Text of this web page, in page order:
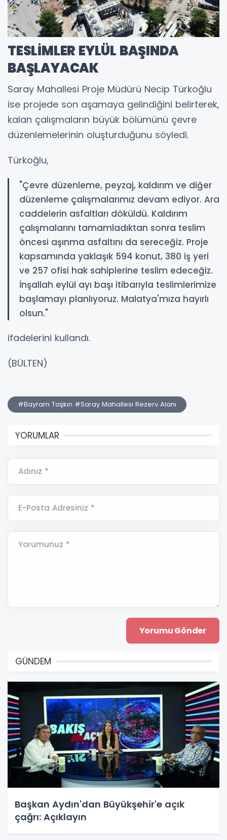
TESLİMLER EYLÜL BAŞINDA
BAŞLAYACAK
Saray Mahallesi Proje Müdürü Necip Türkoğlu
ise projede son aşamaya gelindiğini belirterek,
kalan çalışmaların büyük bölümünü çevre
düzenlemelerinin oluşturduğunu söyledi.
Türkoğlu,
"Çevre düzenleme, peyzaj, kaldırım ve diğer
düzenleme çalışmalarımız devam ediyor. Ara
caddelerin asfaltları döküldü. Kaldırım
çalışmalarını tamamladıktan sonra teslim
öncesi aşınma asfaltını da sereceğiz. Proje
kapsamında yaklaşık 594 konut, 380 iş yeri
ve 257 ofisi hak sahiplerine teslim edeceğiz.
İnşallah eylül ayı başı itibarıyla teslimlerimize
başlamayı planlıyoruz. Malatya'mıza hayırlı
olsun."
ifadelerini kullandı.
(BÜLTEN)
#Bayram Taşkın #Saray Mahallesi Rezerv Alanı
YORUMLAR
Adınız *
E-Posta Adresiniz *
Yorumunuz *
GÜNDEM
Başkan Aydın'dan Büyükşehir'e açık
çağrı: Açıklayın